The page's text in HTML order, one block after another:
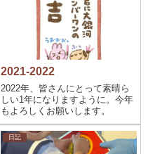
2021-2022
2022年、皆さんにとって素晴ら
しい1年になりますように。今年
もよろしくお願いします。
日記